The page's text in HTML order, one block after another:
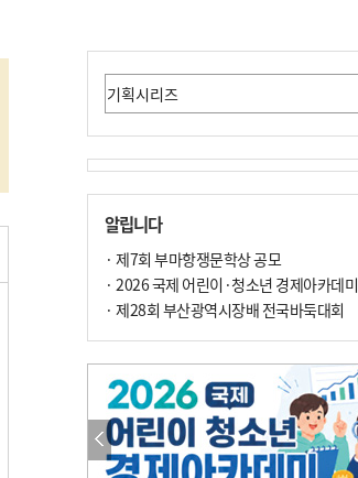
알립니다
· 제7회 부마항쟁문학상 공모
· 2026 국제 어린이·청소년 경제아카데미
· 제28회 부산광역시장배 전국바둑대회